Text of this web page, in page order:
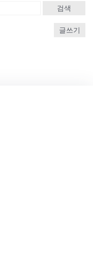
검색
글쓰기